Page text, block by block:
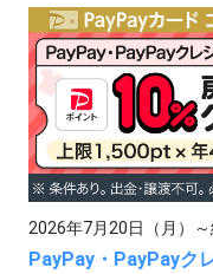
対
2026年9月15日（火）
Yahoo!ショッピン
2026年7月20日（月）
PayPay・PayPayク